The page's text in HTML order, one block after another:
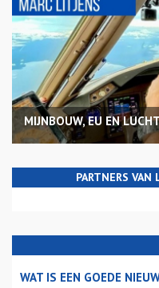
MIJNBOUW, EU EN
PARTNERS VAN
WAT IS EEN GOEDE